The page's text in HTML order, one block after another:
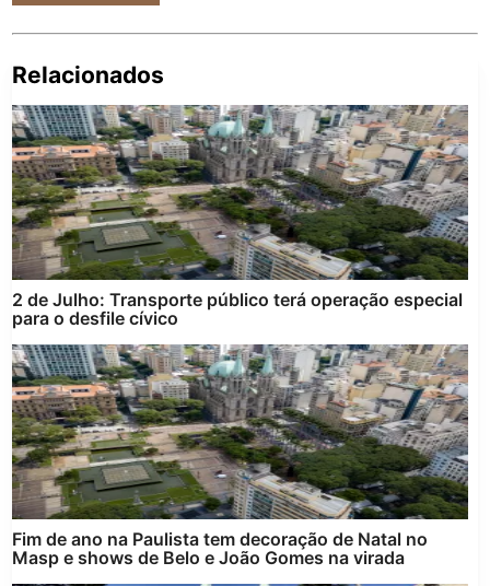
Relacionados
2 de Julho: Transporte público terá operação especial
para o desfile cívico
Fim de ano na Paulista tem decoração de Natal no
Masp e shows de Belo e João Gomes na virada